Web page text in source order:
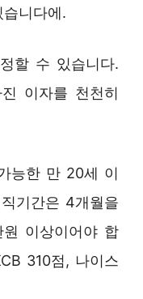
니다에.
할 수 있습니다.
이자를 천천히
능한 만 20세 이
기간은 4개월을
이상이어야 합
310점, 나이스